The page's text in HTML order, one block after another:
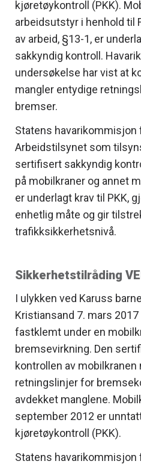
kjøretøykontroll (PKK).
arbeidsutstyr i henhold til
av arbeid, §13-1, er
sakkyndig kontroll.
undersøkelse har vist at
mangler entydige
bremser.
Statens havarikommisjon
Arbeidstilsynet som
sertifisert sakkyndig
på mobilkraner og annet
er underlagt krav til PKK,
enhetlig måte og gir
trafikksikkerhetsnivå.
Sikkerhetstilråding
I ulykken ved Karuss
Kristiansand 7. mars
fastklemt under en
bremsevirkning. Den
kontrollen av
retningslinjer for
avdekket manglene.
september 2012 er
kjøretøykontroll (PKK).
Statens havarikommisjon